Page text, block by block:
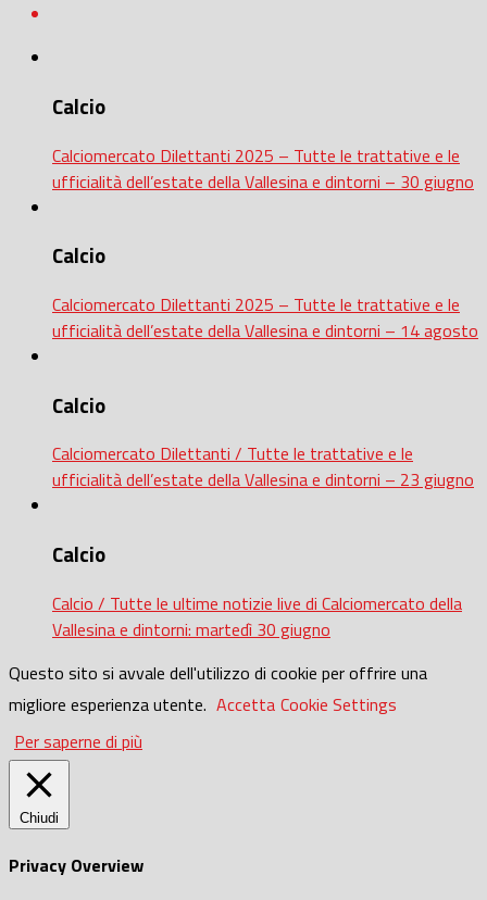
Calcio
Calciomercato Dilettanti 2025 – Tutte le trattative e le
ufficialità dell’estate della Vallesina e dintorni – 30 giugno
Calcio
Calciomercato Dilettanti 2025 – Tutte le trattative e le
ufficialità dell’estate della Vallesina e dintorni – 14 agosto
Calcio
Calciomercato Dilettanti / Tutte le trattative e le
ufficialità dell’estate della Vallesina e dintorni – 23 giugno
Calcio
Calcio / Tutte le ultime notizie live di Calciomercato della
Vallesina e dintorni: martedì 30 giugno
Questo sito si avvale dell'utilizzo di cookie per offrire una
migliore esperienza utente. Accetta Cookie Settings
Per saperne di più
Chiudi
Privacy Overview